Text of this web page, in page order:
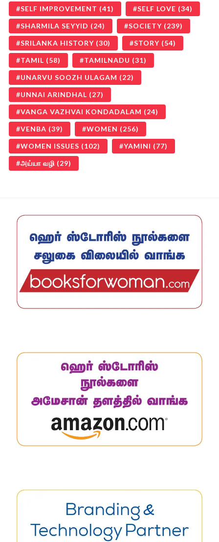
SELF IMPROVEMENT (41) SELF LOVE (34)
SHARMILA SEYYID (24) SOCIETY (239)
SRILANKA HISTORY (30) STORY (54)
TAMIL (58) TAMILNADU (31)
UNARVU SOOZH ULAGAM (22)
UNNAI ARINDHAL (27)
VANGA VAZHVAI KONDADALAM (24)
VENBA (39) WOMEN (256)
WOMEN ISSUES (102) YAMINI (77)
அய்யா வழி (29)